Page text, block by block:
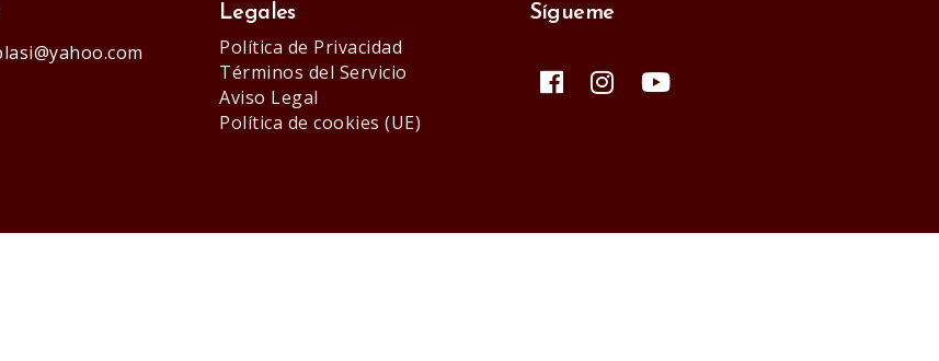
Legales
Política de Privacidad
Términos del Servicio
Aviso Legal
Política de cookies (UE)
Sígueme